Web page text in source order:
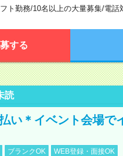
ト勤務/10名以上の大量募集/電話
する
読
い＊イベント会場で
ブランクOK WEB登録・面接OK